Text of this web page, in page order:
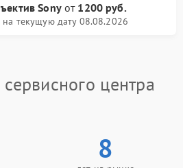
Sonyот 1200 руб.
на текущую дату 08.08.2026
центра
8